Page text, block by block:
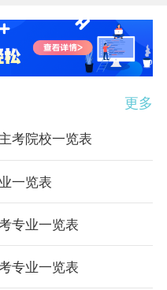
更多
考院校一览表
一览表
专业一览表
专业一览表